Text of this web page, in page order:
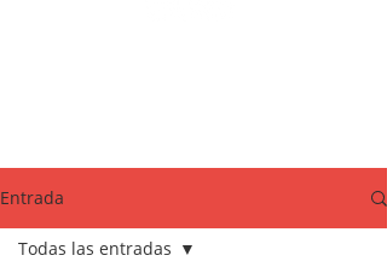
Entrada
Todas las entradas